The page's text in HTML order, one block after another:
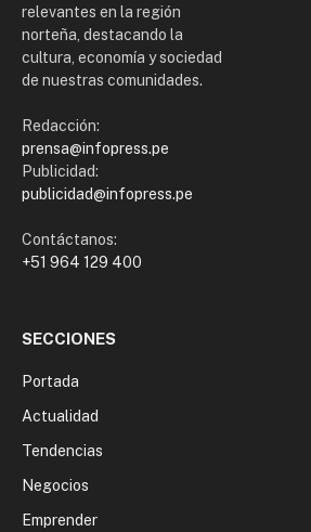
relevantes en la región
norteña, destacando la
cultura, economía y sociedad
de nuestras comunidades.
Redacción:
prensa@infopress.pe
Publicidad:
publicidad@infopress.pe
Contáctanos:
+51 964 129 400
SECCIONES
Portada
Actualidad
Tendencias
Negocios
Emprender